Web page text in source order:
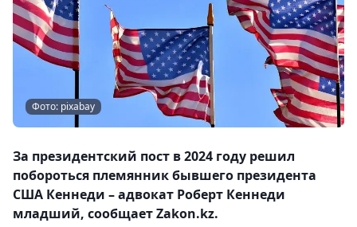
Фото: pixabay
За президентский пост в 2024 году решил
побороться племянник бывшего президента
США Кеннеди – адвокат Роберт Кеннеди
младший, сообщает Zakon.kz.